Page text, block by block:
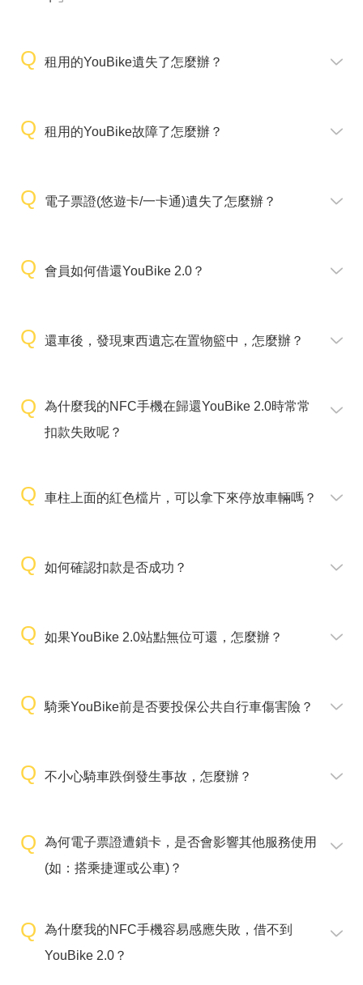
租用的YouBike遺失了怎麼辦？
租用的YouBike故障了怎麼辦？
電子票證(悠遊卡/一卡通)遺失了怎麼辦？
會員如何借還YouBike 2.0？
還車後，發現東西遺忘在置物籃中，怎麼辦？
為什麼我的NFC手機在歸還YouBike 2.0時常常
扣款失敗呢？
車柱上面的紅色檔片，可以拿下來停放車輛嗎？
如何確認扣款是否成功？
如果YouBike 2.0站點無位可還，怎麼辦？
騎乘YouBike前是否要投保公共自行車傷害險？
不小心騎車跌倒發生事故，怎麼辦？
為何電子票證遭鎖卡，是否會影響其他服務使用
(如：搭乘捷運或公車)？
為什麼我的NFC手機容易感應失敗，借不到
YouBike 2.0？